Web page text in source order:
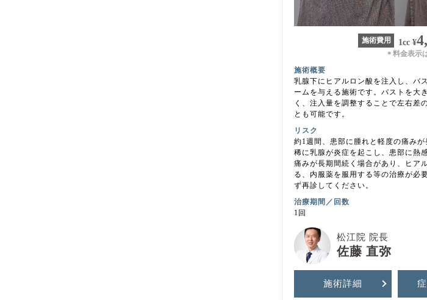
施術費用 1cc ¥
＊ 料金表示
施術概要
乳腺下にヒアルロン酸を注入し、バ
ームを与える施術です。バストを大
く、注入量を調整することで左右差
とも可能です。
リスク
約1週間、患部に腫れと軽度の痛みが
稀に乳腺が炎症を起こし、患部に熱
痛みが長期間続く場合があり、ヒア
る、内服薬を服用する等の治療が必
ず再診してください。
治療期間／回数
1回
松江院 院長
佐藤 直弥
施術詳細